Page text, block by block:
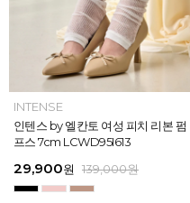
ELCANTO
[EXCLUSIVE] 노엘 엘칸토 여성 젤리
슈즈 2.3cm LCWW01U626
29,000원
INTENSE
인텐스 by 엘칸토 여성 피치 리본 펌
프스 7cm LCWD95I613
29,900원 139,000원
INTENSE
인텐스 by 엘칸토 여성 에나멜 스퀘어
오브제 플랫슈즈 1.5cm LCWD53I613
41,650원 149,000원
MAZZ
마쯔 by 엘칸토 여성 투밴드 고프코어
플랫 캐주얼 2.5cm LCWC97M613
43,200원 159,000원
ELCANTO
[EXCLUSIVE] 노엘 엘칸토 여성 젤리
슈즈 2.3cm LCWW01U626
29,000원
INTENSE
인텐스 by 엘칸토 여성 피치 리본 펌
프스 7cm LCWD95I613
29,900원 139,000원